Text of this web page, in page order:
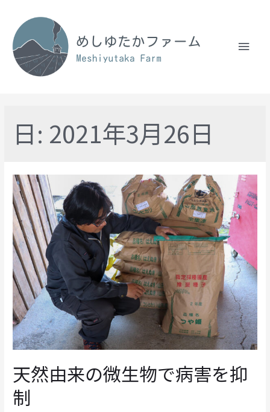
日: 2021年3月26日
天然由来の微生物で病害を抑
制